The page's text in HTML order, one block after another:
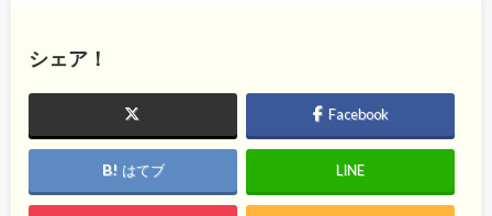
シェア！
Facebook
はてブ LINE